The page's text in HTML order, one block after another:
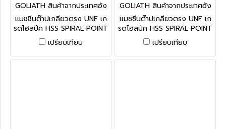
GOLIATH สินค้าจากประเทศอัง
กฤษ GOSQUNF999
แมชชีนต๊าปเกลียวตรง UNF เก
รดไฮสปีค HSS SPIRAL POINT
ต๊าปรุทะลุ
เปรียบเทียบ
GOLIATH สินค้าจากประเทศอัง
กฤษ GOSQUNF448
แมชชีนต๊าปเกลียวตรง UNF เก
รดไฮสปีค HSS SPIRAL POINT
ต๊าปรุทะลุ
เปรียบเทียบ